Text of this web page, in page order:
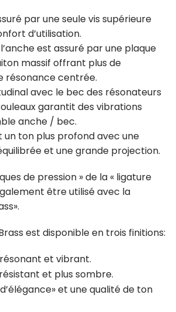
par une seule vis supérieure
d’utilisation.
est assuré par une plaque
massif offrant plus de
résonance centrée.
avec le bec des résonateurs
garantit des vibrations
anche / bec.
un ton plus profond avec une
et une grande projection.
de pression » de la « ligature
être utilisé avec la
est disponible en trois finitions:
et vibrant.
et plus sombre.
et une qualité de ton